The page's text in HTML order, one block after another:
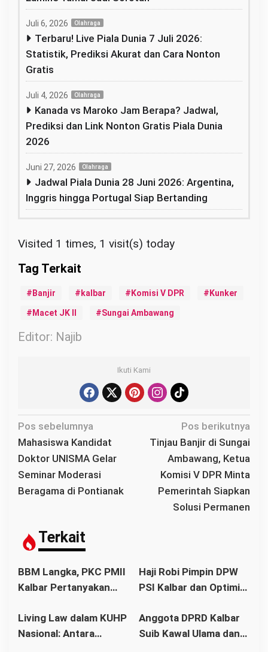
Juli 6, 2026 Olahraga
Terbaru! Live Piala Dunia 7 Juli 2026:
Statistik, Prediksi Akurat dan Cara Nonton
Gratis
Juli 4, 2026 Olahraga
Kanada vs Maroko Jam Berapa? Jadwal,
Prediksi dan Link Nonton Gratis Piala Dunia
2026
Juni 27, 2026 Olahraga
Jadwal Piala Dunia 28 Juni 2026: Argentina,
Inggris hingga Portugal Siap Bertanding
Visited 1 times, 1 visit(s) today
Banjir kalbar Komisi V DPR Kunker
Macet JK II Sungai Ambawang
Editor: Najib
Ikuti Kami
N
a
v
i
g
p
o
s
Pos sebelumnya
Mahasiswa Kandidat
Doktor UNISMA Gelar
Seminar Moderasi
Beragama di Pontianak
Pos berikutnya
Tinjau Banjir di Sungai
Ambawang, Ketua
Komisi V DPR Minta
Pemerintah Siapkan
Solusi Permanen
Terkait
BBM Langka, PKC PMII
Kalbar Pertanyakan
Terkait Stok BBM
Aman
Haji Robi Pimpin DPW
PSI Kalbar dan Optimis
Living Law dalam KUHP
Nasional: Antara
Anggota DPRD Kalbar
Suib Kawal Ulama dan